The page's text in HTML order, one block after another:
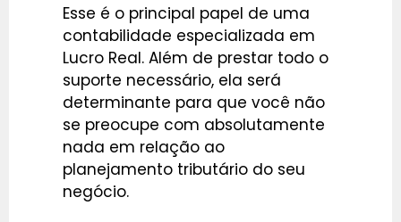
Esse é o principal papel de uma
contabilidade especializada em
Lucro Real. Além de prestar todo o
suporte necessário, ela será
determinante para que você não
se preocupe com absolutamente
nada em relação ao
planejamento tributário do seu
negócio.